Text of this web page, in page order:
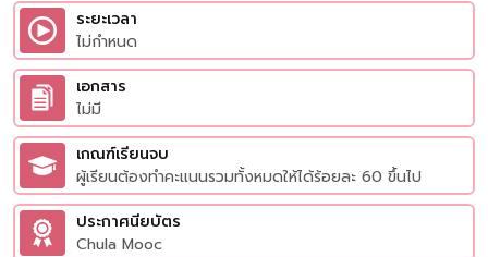
ระยะเวลา
ไม่กำหนด
เอกสาร
ไม่มี
เกณฑ์เรียนจบ
ผู้เรียนต้องทำคะแนนรวมทั้งหมดให้ได้ร้อยละ 60 ขึ้นไป
ประกาศนียบัตร
Chula Mooc